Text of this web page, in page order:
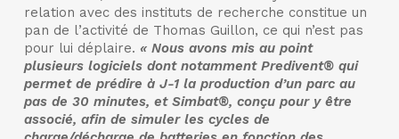
relation avec des instituts de recherche constitue un
pan de l’activité de Thomas Guillon, ce qui n’est pas
pour lui déplaire. « Nous avons mis au point
plusieurs logiciels dont notamment Predivent® qui
permet de prédire à J-1 la production d’un parc au
pas de 30 minutes, et Simbat®, conçu pour y être
associé, afin de simuler les cycles de